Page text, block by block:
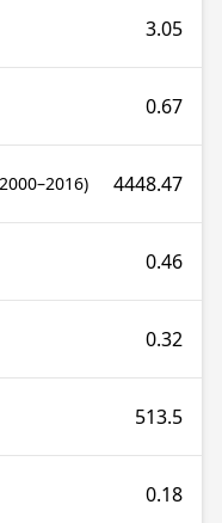
3.05
0.67
4448.47
0.46
0.32
513.5
0.18